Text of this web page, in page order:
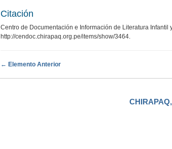
Citación
Centro de Documentación e Información de Literatura Infantil
http://cendoc.chirapaq.org.pe/items/show/3464
← Elemento Anterior